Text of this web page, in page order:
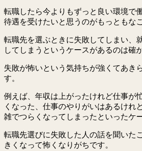
転職したら今よりもずっと良い環境で
待遇を受けたいと思うのがもっともな
転職先を選ぶときに失敗してしまい、
してしまうというケースがあるのは確
失敗が怖いという気持ちが強くてあき
す。
例えば、年収は上がったけれど仕事が
くなった、仕事のやりがいはあるけれ
雑でつらくなってしまったといったケ
転職先選びに失敗した人の話を聞いた
きくなって怖くなりがちです。